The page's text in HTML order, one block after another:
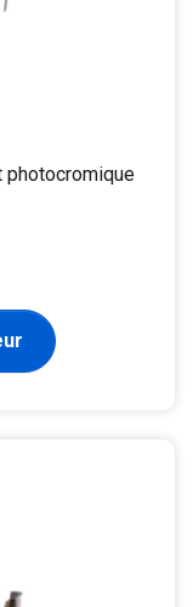
photocromique